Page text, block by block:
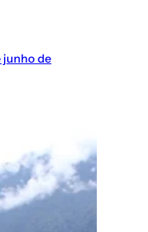
junho de